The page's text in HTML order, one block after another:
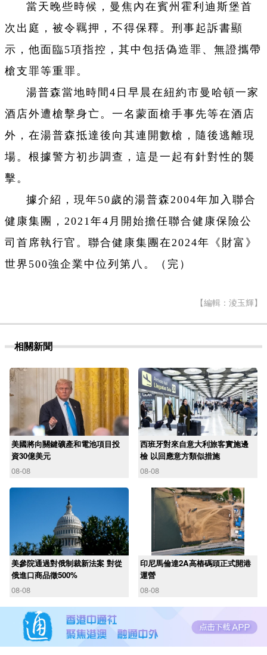
當天晚些時候，曼焦內在賓州霍利迪斯堡首
次出庭，被令羈押，不得保釋。刑事起訴書顯
示，他面臨5項指控，其中包括偽造罪、無證攜帶
槍支罪等重罪。
湯普森當地時間4日早晨在紐約市曼哈頓一家
酒店外遭槍擊身亡。一名蒙面槍手事先等在酒店
外，在湯普森抵達後向其連開數槍，隨後逃離現
場。根據警方初步調查，這是一起有針對性的襲
擊。
據介紹，現年50歲的湯普森2004年加入聯合
健康集團，2021年4月開始擔任聯合健康保險公
司首席執行官。聯合健康集團在2024年《財富》
世界500強企業中位列第八。（完）
【編輯：淩玉輝】
相關新聞
美國將向關鍵礦產和電池項目投
資30億美元
08-08
西班牙對來自意大利旅客實施邊
檢 以回應意方類似措施
08-08
美參院通過對俄制裁新法案 對從
俄進口商品徵500%
08-08
印尼馬倫達2A高樁碼頭正式開港
運營
08-08